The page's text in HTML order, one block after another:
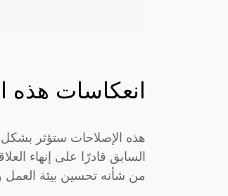
انعكاسات هذه
هذه الإصلاحات ستؤثر بشكل
السابق قادرًا على إنهاء
من شأنه تحسين بيئة العمل